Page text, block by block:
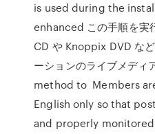
is used during the
enhanced この手順を実
CD や Knoppix DVD な
ーションのライブメディ
method to Members
English only so that
and properly